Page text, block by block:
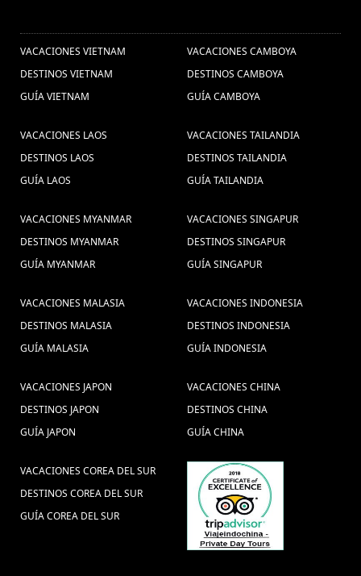
VACACIONES VIETNAM
DESTINOS VIETNAM
GUÍA VIETNAM
VACACIONES CAMBOYA
DESTINOS CAMBOYA
GUÍA CAMBOYA
VACACIONES LAOS
DESTINOS LAOS
GUÍA LAOS
VACACIONES TAILANDIA
DESTINOS TAILANDIA
GUÍA TAILANDIA
VACACIONES MYANMAR
DESTINOS MYANMAR
GUÍA MYANMAR
VACACIONES SINGAPUR
DESTINOS SINGAPUR
GUÍA SINGAPUR
VACACIONES MALASIA
DESTINOS MALASIA
GUÍA MALASIA
VACACIONES INDONESIA
DESTINOS INDONESIA
GUÍA INDONESIA
VACACIONES JAPON
DESTINOS JAPON
GUÍA JAPON
VACACIONES CHINA
DESTINOS CHINA
GUÍA CHINA
VACACIONES COREA DEL SUR
DESTINOS COREA DEL SUR
GUÍA COREA DEL SUR